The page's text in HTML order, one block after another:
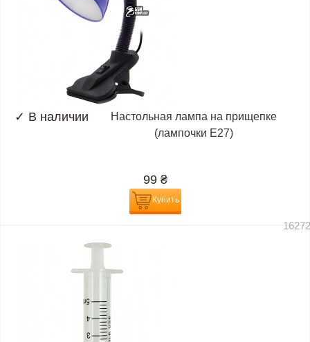
✓ В наличии
Настольная лампа на прищепке
(лампочки E27)
99 ₴
Купить